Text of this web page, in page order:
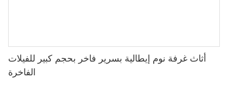
أثاث غرفة نوم إيطالية بسرير فاخر بحجم كبير للفيلات
الفاخرة